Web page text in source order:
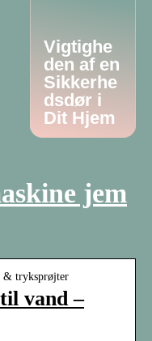
Vigtighe
den af en
Sikkerhe
dsdør i
Dit Hjem
jem
& tryksprøjter
vand –